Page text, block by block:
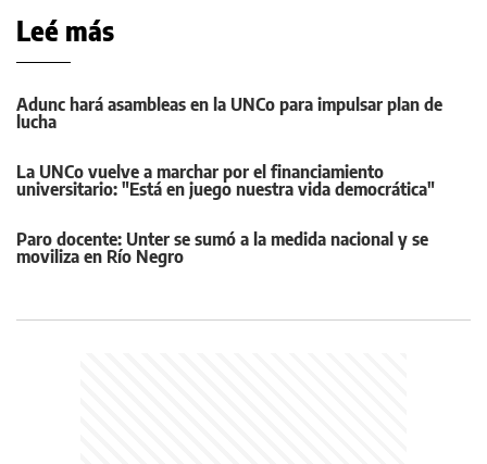
Leé más
Adunc hará asambleas en la UNCo para impulsar plan de
lucha
La UNCo vuelve a marchar por el financiamiento
universitario: "Está en juego nuestra vida democrática"
Paro docente: Unter se sumó a la medida nacional y se
moviliza en Río Negro